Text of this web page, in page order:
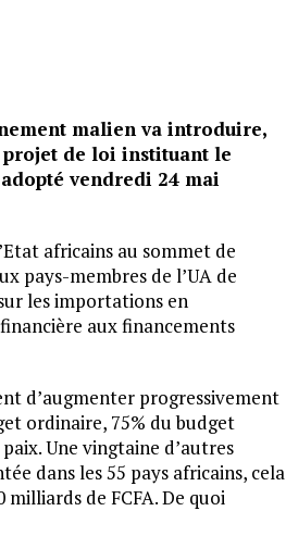
malien va introduire,
projet de loi instituant le
vendredi 24 mai
africains au sommet de
pays-membres de l’UA de
les importations en
aux financements
d’augmenter progressivement
ordinaire, 75% du budget
Une vingtaine d’autres
dans les 55 pays africains, cela
de FCFA. De quoi